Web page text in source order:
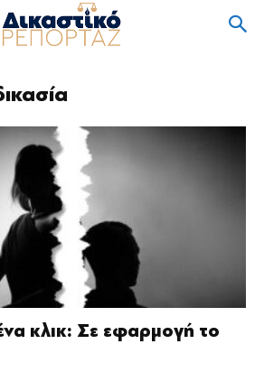
κλικ: Σε εφαρμογή το